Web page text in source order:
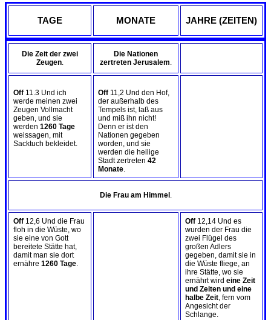
TAGE MONATE JAHRE (ZEITEN)
Die Zeit der zwei
Zeugen.
Die Nationen
zertreten Jerusalem.
Off 11.3 Und ich
werde meinen zwei
Zeugen Vollmacht
geben, und sie
werden 1260 Tage
weissagen, mit
Sacktuch bekleidet.
Off 11,2 Und den Hof,
der außerhalb des
Tempels ist, laß aus
und miß ihn nicht!
Denn er ist den
Nationen gegeben
worden, und sie
werden die heilige
Stadt zertreten 42
Monate.
Die Frau am Himmel .
Off 12,6 Und die Frau
floh in die Wüste, wo
sie eine von Gott
bereitete Stätte hat,
damit man sie dort
ernähre 1260 Tage.
Off 12,14 Und es
wurden der Frau die
zwei Flügel des
großen Adlers
gegeben, damit sie in
die Wüste fliege, an
ihre Stätte, wo sie
ernährt wird eine Zeit
und Zeiten und eine
halbe Zeit, fern vom
Angesicht der
Schlange.